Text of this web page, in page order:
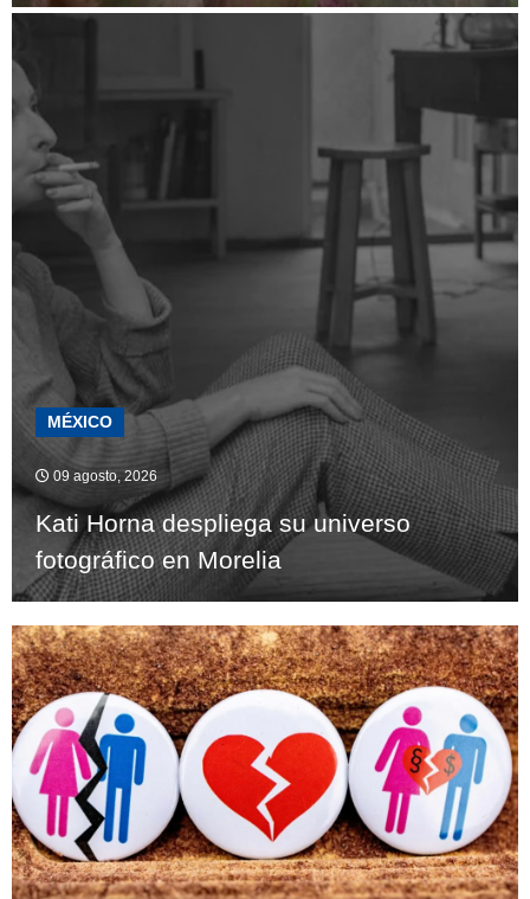
MÉXICO
09 agosto, 2026
Kati Horna despliega su universo
fotográfico en Morelia